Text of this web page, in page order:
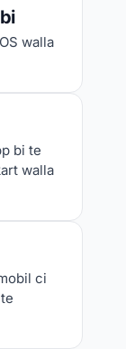
walla
bi te
walla
ci